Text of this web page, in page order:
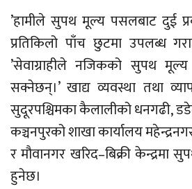
’हामीले सुपथ मूल्य पसलबाट दुई
प्रतिकिलो पाँच छुटमा उपलब्ध
’सेवाग्राहीले नजिकको सुपथ
सक्नेछन्।’ खाद्य व्यवस्था तथा
सुदूरपश्चिमका कैलालीको धनगढी,
कञ्चनपुरको शाखा कार्यालय
र मौवानगर खरिद–बिक्री केन्द्रमा
हुनेछ।